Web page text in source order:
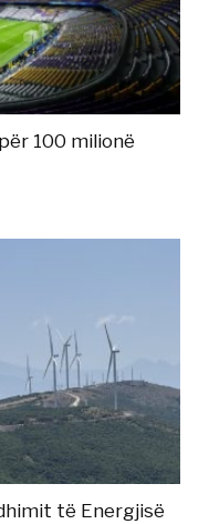
100 milionë
të Energjisë